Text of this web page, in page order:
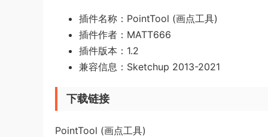
插件名称：PointTool (画点工具)
插件作者： MATT666
插件版本：1.2
兼容信息：Sketchup 2013-2021
下载链接
PointTool (画点工具)